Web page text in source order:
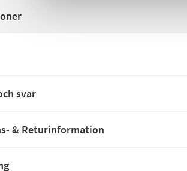
svar
& Returinformation